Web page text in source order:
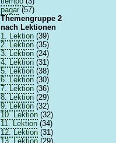
pagar (57)
Themengruppe 2
nach Lektionen
1. Lektion (39)
2. Lektion (35)
3. Lektion (24)
4. Lektion (31)
5. Lektion (38)
6. Lektion (30)
7. Lektion (36)
8. Lektion (29)
9. Lektion (32)
10. Lektion (32)
11. Lektion (34)
12. Lektion (31)
13. Lektion (29)